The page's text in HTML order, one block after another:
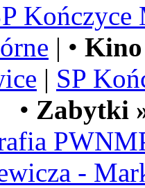
Kończyce
| •
| SP
• Zabytki
-